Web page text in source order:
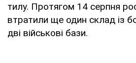
тилу. Протягом 14 серпня
втратили ще один склад із
дві військові бази.